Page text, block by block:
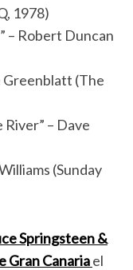
1978)
– Robert Duncan
Greenblatt (The
– Dave
(Sunday
Springsteen &
Gran Canariael